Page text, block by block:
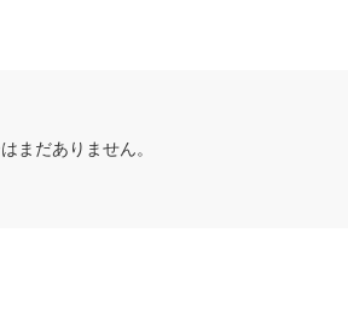
まだありません。